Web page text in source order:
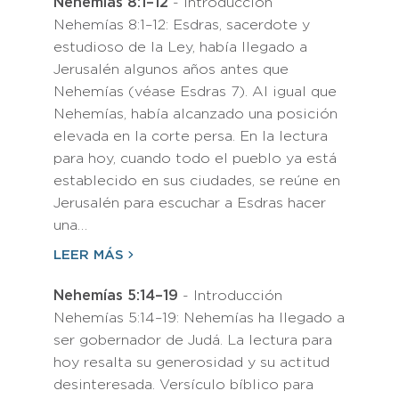
Nehemías 8:1–12 - Introducción
Nehemías 8:1–12: Esdras, sacerdote y
estudioso de la Ley, había llegado a
Jerusalén algunos años antes que
Nehemías (véase Esdras 7). Al igual que
Nehemías, había alcanzado una posición
elevada en la corte persa. En la lectura
para hoy, cuando todo el pueblo ya está
establecido en sus ciudades, se reúne en
Jerusalén para escuchar a Esdras hacer
una…
LEER MÁS
Nehemías 5:14–19 - Introducción
Nehemías 5:14–19: Nehemías ha llegado a
ser gobernador de Judá. La lectura para
hoy resalta su generosidad y su actitud
desinteresada. Versículo bíblico para